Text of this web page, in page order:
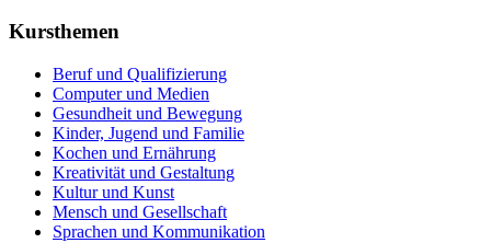
Kursthemen
Beruf und Qualifizierung
Computer und Medien
Gesundheit und Bewegung
Kinder, Jugend und Familie
Kochen und Ernährung
Kreativität und Gestaltung
Kultur und Kunst
Mensch und Gesellschaft
Sprachen und Kommunikation